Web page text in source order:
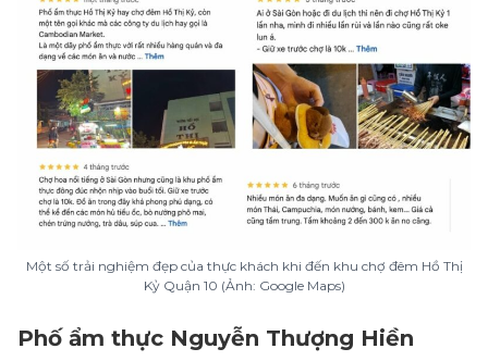
Một số trải nghiệm đẹp của thực khách khi đến khu chợ đêm Hồ Thị
Kỷ Quận 10 (Ảnh: Google Maps)
Phố ẩm thực Nguyễn Thượng Hiền